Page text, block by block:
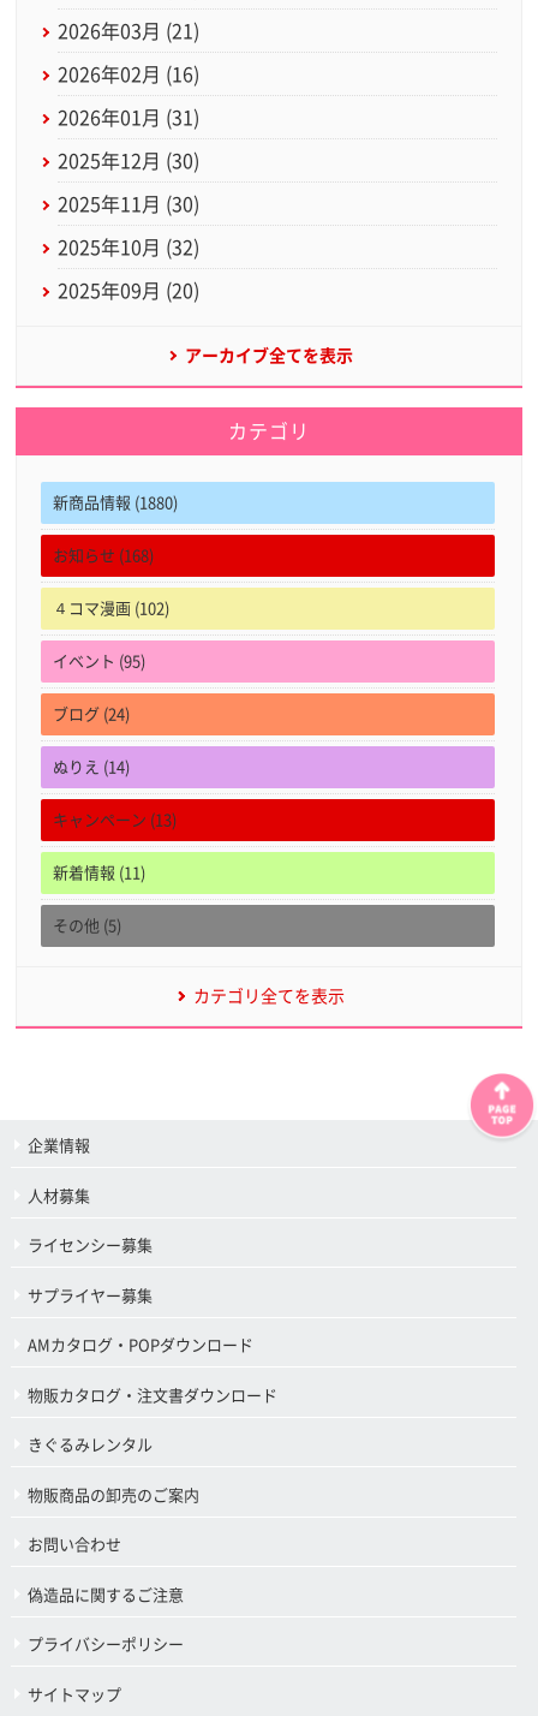
2026年03月 (21)
2026年02月 (16)
2026年01月 (31)
2025年12月 (30)
2025年11月 (30)
2025年10月 (32)
2025年09月 (20)
アーカイブ全てを表示
カテゴリ
新商品情報 (1880)
お知らせ (168)
４コマ漫画 (102)
イベント (95)
ブログ (24)
ぬりえ (14)
キャンペーン (13)
新着情報 (11)
その他 (5)
カテゴリ全てを表示
企業情報
人材募集
ライセンシー募集
サプライヤー募集
AMカタログ・POPダウンロード
物販カタログ・注文書ダウンロード
きぐるみレンタル
物販商品の卸売のご案内
お問い合わせ
偽造品に関するご注意
プライバシーポリシー
サイトマップ